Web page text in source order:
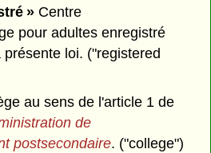
»Centre
pour adultes enregistré
loi. ("registered
au sens de l'article 1 de
de
postsecondaire. ("college")